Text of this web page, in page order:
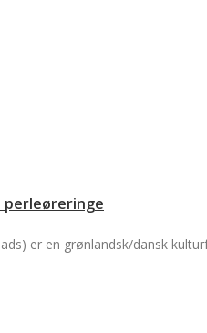
perleøreringe
er en grønlandsk/dansk